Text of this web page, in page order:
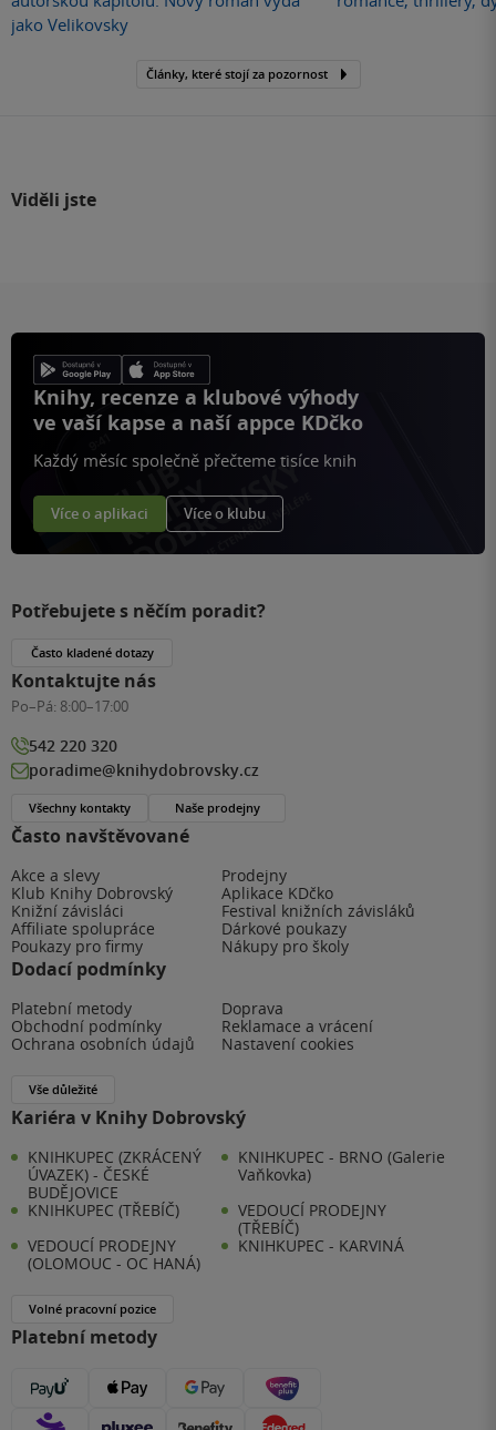
jako Velikovsky
Články, které stojí za pozornost
Viděli jste
Knihy, recenze a klubové výhody
ve vaší kapse a naší appce KDčko
Každý měsíc společně přečteme tisíce knih
Více o aplikaci Více o klubu
Často navštěvované
Akce a slevy
Prodejny
Klub Knihy Dobrovský
Aplikace KDčko
Knižní závisláci
Festival knižních závisláků
Affiliate spolupráce
Dárkové poukazy
Poukazy pro firmy
Nákupy pro školy
Dodací podmínky
Platební metody
Doprava
Obchodní podmínky
Reklamace a vrácení
Ochrana osobních údajů
Nastavení cookies
Vše důležité
Kariéra v Knihy Dobrovský
KNIHKUPEC (ZKRÁCENÝ
ÚVAZEK) - ČESKÉ
BUDĚJOVICE
KNIHKUPEC - BRNO (Galerie
Vaňkovka)
KNIHKUPEC (TŘEBÍČ)
VEDOUCÍ PRODEJNY
(TŘEBÍČ)
VEDOUCÍ PRODEJNY
(OLOMOUC - OC HANÁ)
KNIHKUPEC - KARVINÁ
Volné pracovní pozice
Platební metody
Potřebujete s něčím poradit?
Často kladené dotazy
Kontaktujte nás
Po–Pá: 8:00–17:00
542 220 320
poradime@knihydobrovsky.cz
Všechny kontakty Naše prodejny